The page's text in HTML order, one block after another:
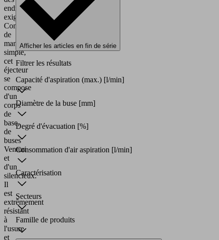
endroits
exigus.
Conçus
de
manière
simple,
cet
éjecteur
se
compose
d'un
corps
de
base,
de
buses
Venturi
et
d'un
silencieux.
Il
est
extrêmement
résistant
à
l'usure
et
Afficher les articles en fin de série
Filtrer les résultats
Capacité d'aspiration (max.) [l/min]
Diamètre de la buse [mm]
Degré d'évacuation [%]
Consommation d'air aspiration [l/min]
Caractérisation
Secteurs
Famille de produits